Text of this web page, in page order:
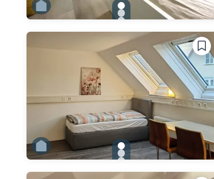
gallery.slide_selector
Zu Slide 1 wechseln
Zu Slide 2 wechseln
Zu Slide 4 wechseln
Zu Slide 5 wechseln
Zu Slide 6 wechseln
gallery.slide_selector
Zu Slide 1 wechseln
Zu Slide 2 wechseln